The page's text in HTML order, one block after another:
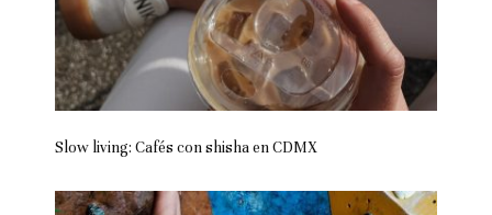
Slow living: Cafés con shisha en CDMX